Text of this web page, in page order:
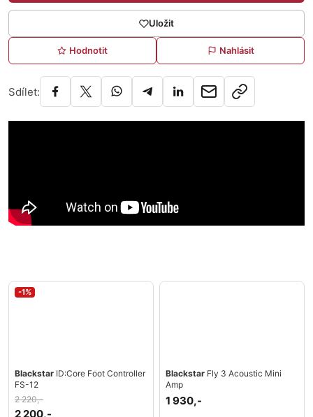
Uložit
Hodnotit Nahlásit
Sdílet:
-1%
Blackstar ID:Core Foot Controller
FS-12
2 220,-
2 200,-
Blackstar Fly 3 Acoustic Mini
Amp
1 930,-